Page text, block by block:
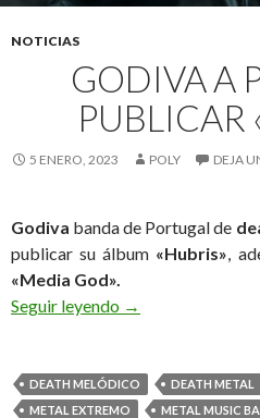
NOTICIAS
GODIVA A
PUBLICAR
5 ENERO, 2023 POLY DEJA
Godiva banda de Portugal de
publicar su álbum «Hubris» ,
«Media God».
Seguir leyendo Godiva a punto
→
DEATH MELÓDICO DEATH METAL
METAL EXTREMO
METAL MUSIC